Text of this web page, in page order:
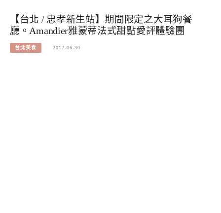
【台北 / 忠孝新生站】期間限定之大耳狗餐
廳。Amandier雅蒙蒂法式甜點愛評體驗團
台北美食 2017-06-30